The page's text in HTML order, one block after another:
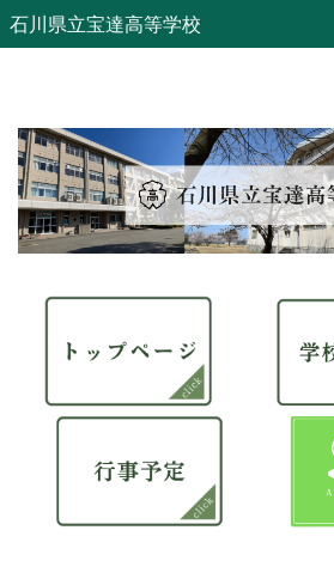
石川県立宝達高等学校